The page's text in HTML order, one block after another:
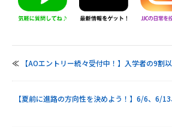
≪ 【AOエントリー続々受付中！】入学者の9割
【夏前に進路の方向性を決めよう！】6/6、6/